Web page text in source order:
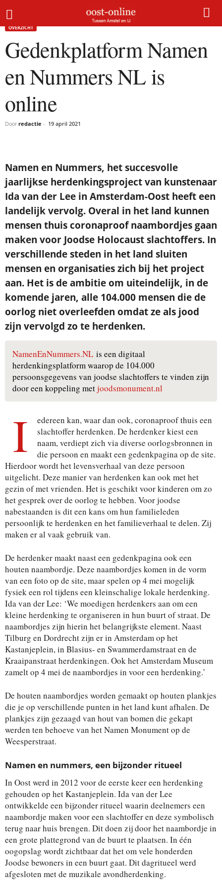
Home Gedenkplatform Namen en Nummers NL is online
OVERZICHT
Gedenkplatform Namen
en Nummers NL is
online
Door redactie - 19 april 2021
Namen en Nummers, het succesvolle
jaarlijkse herdenkingsproject van kunstenaar
Ida van der Lee in Amsterdam-Oost heeft een
landelijk vervolg. Overal in het land kunnen
mensen thuis coronaproof naambordjes gaan
maken voor Joodse Holocaust slachtoffers. In
verschillende steden in het land sluiten
mensen en organisaties zich bij het project
aan. Het is de ambitie om uiteindelijk, in de
komende jaren, alle 104.000 mensen die de
oorlog niet overleefden omdat ze als jood
zijn vervolgd zo te herdenken.
NamenEnNummers.NL is een digitaal
herdenkingsplatform waarop de 104.000
persoonsgegevens van joodse slachtoffers te vinden zijn
door een koppeling metjoodsmonument.nl
I
edereen kan, waar dan ook, coronaproof thuis een
slachtoffer herdenken. De herdenker kiest een
naam, verdiept zich via diverse oorlogsbronnen in
die persoon en maakt een gedenkpagina op de site.
Hierdoor wordt het levensverhaal van deze persoon
uitgelicht. Deze manier van herdenken kan ook met het
gezin of met vrienden. Het is geschikt voor kinderen om zo
het gesprek over de oorlog te hebben. Voor joodse
nabestaanden is dit een kans om hun familieleden
persoonlijk te herdenken en het familieverhaal te delen. Zij
maken er al vaak gebruik van.
De herdenker maakt naast een gedenkpagina ook een
houten naambordje. Deze naambordjes komen in de vorm
van een foto op de site, maar spelen op 4 mei mogelijk
fysiek een rol tijdens een kleinschalige lokale herdenking.
Ida van der Lee: ‘We moedigen herdenkers aan om een
kleine herdenking te organiseren in hun buurt of straat. De
naambordjes zijn hierin het belangrijkste element. Naast
Tilburg en Dordrecht zijn er in Amsterdam op het
Kastanjeplein, in Blasius- en Swammerdamstraat en de
Kraaipanstraat herdenkingen. Ook het Amsterdam Museum
zamelt op 4 mei de naambordjes in voor een herdenking.’
De houten naambordjes worden gemaakt op houten plankjes
die je op verschillende punten in het land kunt afhalen. De
plankjes zijn gezaagd van hout van bomen die gekapt
werden ten behoeve van het Namen Monument op de
Weesperstraat.
Namen en nummers, een bijzonder ritueel
In Oost werd in 2012 voor de eerste keer een herdenking
gehouden op het Kastanjeplein. Ida van der Lee
ontwikkelde een bijzonder ritueel waarin deelnemers een
naambordje maken voor een slachtoffer en deze symbolisch
terug naar huis brengen. Dit doen zij door het naambordje in
een grote plattegrond van de buurt te plaatsen. In één
oogopslag wordt zichtbaar dat het om vele honderden
Joodse bewoners in een buurt gaat. Dit dagritueel werd
afgesloten met de muzikale avondherdenking.